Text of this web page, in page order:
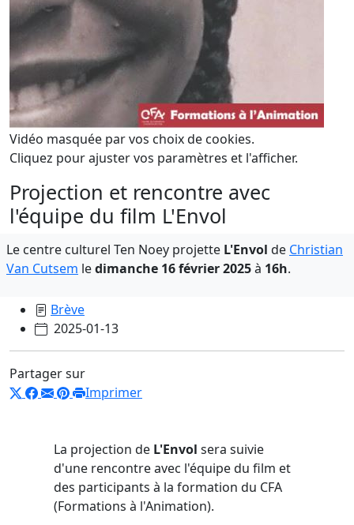
Vidéo masquée par vos choix de cookies.
Cliquez pour ajuster vos paramètres et l'afficher.
Projection et rencontre avec
l'équipe du film L'Envol
Le centre culturel Ten Noey projette L'Envol de Christian
Van Cutsem ledimanche 16 février 2025à 16h.
Brève
2025-01-13
Partager sur
Imprimer
La projection de L'Envol sera suivie
d'une rencontre avec l'équipe du film et
des participants à la formation du CFA
(Formations à l'Animation).